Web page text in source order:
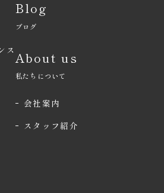
ス
Blog
ブログ
About us
私たちについて
会社案内
スタッフ紹介